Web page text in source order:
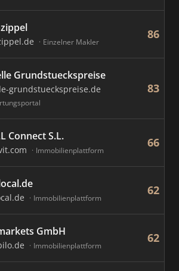
Einzelner Makler
86
Grundstueckspreise
grundstueckspreise.de 83
Connect S.L.
Immobilienplattform
66
Immobilienplattform
62
GmbH
Immobilienplattform
62